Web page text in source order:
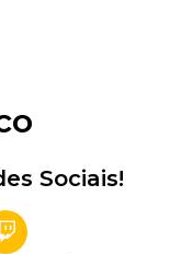
Sociais!